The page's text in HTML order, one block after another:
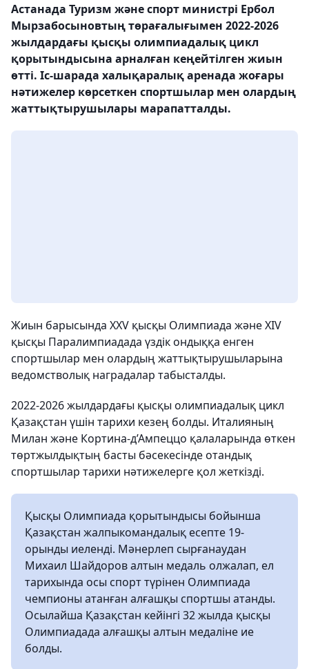
Астанада Туризм және спорт министрі Ербол
Мырзабосыновтың төрағалығымен 2022-2026
жылдардағы қысқы олимпиадалық цикл
қорытындысына арналған кеңейтілген жиын
өтті. Іс-шарада халықаралық аренада жоғары
нәтижелер көрсеткен спортшылар мен олардың
жаттықтырушылары марапатталды.
Жиын барысында XXV қысқы Олимпиада және XIV
қысқы Паралимпиадада үздік ондыққа енген
спортшылар мен олардың жаттықтырушыларына
ведомстволық наградалар табысталды.
2022-2026 жылдардағы қысқы олимпиадалық цикл
Қазақстан үшін тарихи кезең болды. Италияның
Милан және Кортина-д’Ампеццо қалаларында өткен
төртжылдықтың басты бәсекесінде отандық
спортшылар тарихи нәтижелерге қол жеткізді.
Қысқы Олимпиада қорытындысы бойынша
Қазақстан жалпыкомандалық есепте 19-
орынды иеленді. Мәнерлеп сырғанаудан
Михаил Шайдоров алтын медаль олжалап, ел
тарихында осы спорт түрінен Олимпиада
чемпионы атанған алғашқы спортшы атанды.
Осылайша Қазақстан кейінгі 32 жылда қысқы
Олимпиадада алғашқы алтын медаліне ие
болды.